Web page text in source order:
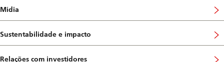
Mídia
Sustentabilidade e impacto
Relações com investidores